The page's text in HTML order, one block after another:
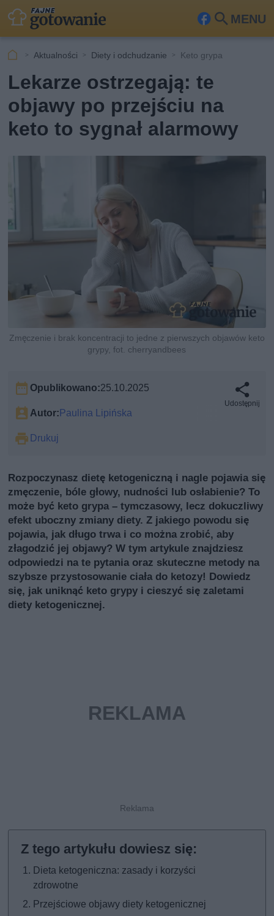
MENU
Fa
ook
Szu
Aktualności Diety i odchudzanie Keto grypa
Lekarze ostrzegają: te
objawy po przejściu na
keto to sygnał alarmowy
Zmęczenie i brak koncentracji to jedne z pierwszych objawów keto
grypy, fot. cherryandbees
Opublikowano:25.10.2025
Autor:Paulina Lipińska
Drukuj
Udostępnij
Rozpoczynasz dietę ketogeniczną i nagle pojawia się
zmęczenie, bóle głowy, nudności lub osłabienie? To
może być keto grypa – tymczasowy, lecz dokuczliwy
efekt uboczny zmiany diety. Z jakiego powodu się
pojawia, jak długo trwa i co można zrobić, aby
złagodzić jej objawy? W tym artykule znajdziesz
odpowiedzi na te pytania oraz skuteczne metody na
szybsze przystosowanie ciała do ketozy! Dowiedz
się, jak uniknąć keto grypy i cieszyć się zaletami
diety ketogenicznej.
Dieta ketogeniczna: zasady i korzyści
zdrowotne
Przejściowe objawy diety ketogenicznej